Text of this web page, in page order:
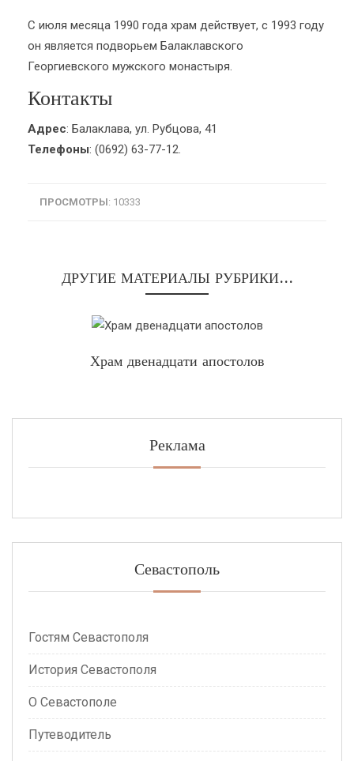
С июля месяца 1990 года храм действует, с 1993 году
он является подворьем Балаклавского
Георгиевского мужского монастыря.
Контакты
Адрес: Балаклава, ул. Рубцова, 41
Телефоны: (0692) 63-77-12.
ПРОСМОТРЫ: 10333
ДРУГИЕ МАТЕРИАЛЫ РУБРИКИ...
Храм двенадцати апостолов
Реклама
Севастополь
Гостям Севастополя
История Севастополя
О Севастополе
Путеводитель